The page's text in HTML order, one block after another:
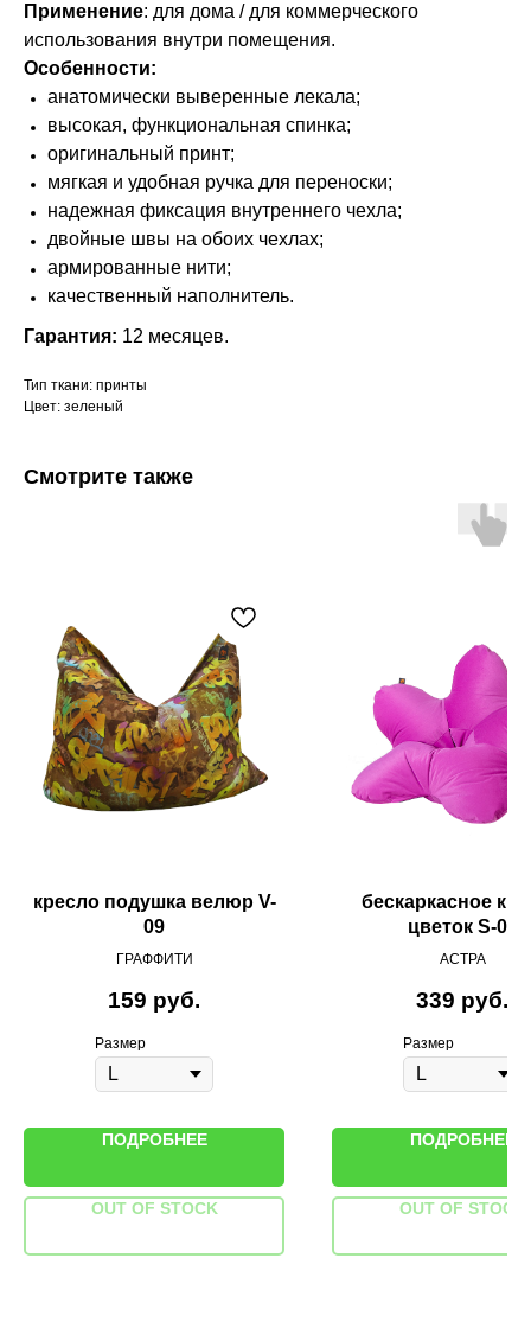
Применение: для дома / для коммерческого
использования внутри помещения.
Особенности:
анатомически выверенные лекала;
высокая, функциональная спинка;
оригинальный принт;
мягкая и удобная ручка для переноски;
надежная фиксация внутреннего чехла;
двойные швы на обоих чехлах;
армированные нити;
качественный наполнитель.
Гарантия: 12 месяцев.
Тип ткани: принты
Цвет: зеленый
Смотрите также
кресло подушка велюр V-
09
ГРАФФИТИ
159 руб.
Размер
ПОДРОБНЕЕ
OUT OF STOCK
бескаркасное
цветок S-08
АСТРА
339 руб.
Размер
ПОДРОБНЕЕ
OUT OF STOCK